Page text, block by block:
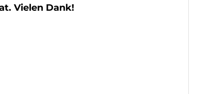
Vielen Dank!